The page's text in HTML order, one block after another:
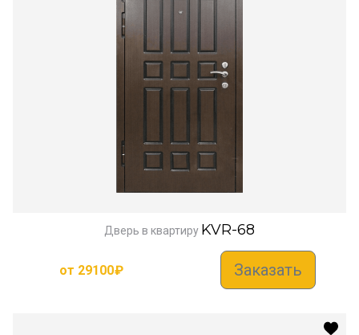
Дверь в квартиру KVR-68
от 29100₽ Заказать